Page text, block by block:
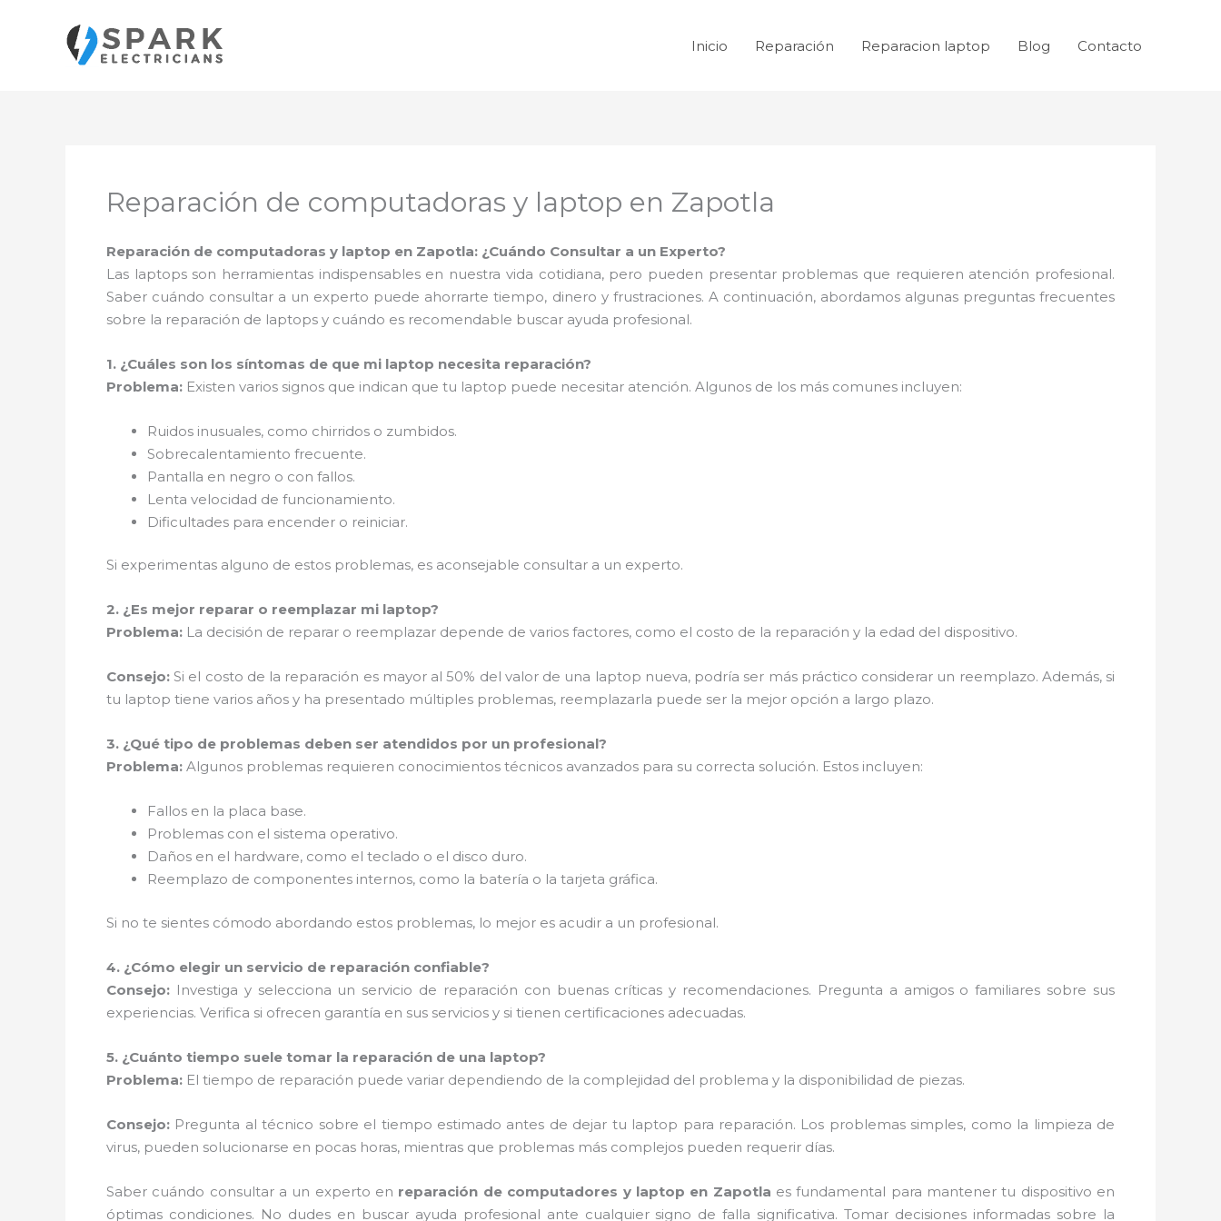
contenido
Inicio Reparación Reparacion laptop Blog Contacto
Reparación de computadoras y laptop en Zapotla
Reparación de computadoras y laptop en Zapotla: ¿Cuándo Consultar a un Experto?
Las laptops son herramientas indispensables en nuestra vida cotidiana, pero pueden presentar problemas que requieren atención profesional.
Saber cuándo consultar a un experto puede ahorrarte tiempo, dinero y frustraciones. A continuación, abordamos algunas preguntas frecuentes
sobre la reparación de laptops y cuándo es recomendable buscar ayuda profesional.
1. ¿Cuáles son los síntomas de que mi laptop necesita reparación?
Problema: Existen varios signos que indican que tu laptop puede necesitar atención. Algunos de los más comunes incluyen:
Ruidos inusuales, como chirridos o zumbidos.
Sobrecalentamiento frecuente.
Pantalla en negro o con fallos.
Lenta velocidad de funcionamiento.
Dificultades para encender o reiniciar.
Si experimentas alguno de estos problemas, es aconsejable consultar a un experto.
2. ¿Es mejor reparar o reemplazar mi laptop?
Problema: La decisión de reparar o reemplazar depende de varios factores, como el costo de la reparación y la edad del dispositivo.
Consejo: Si el costo de la reparación es mayor al 50% del valor de una laptop nueva, podría ser más práctico considerar un reemplazo. Además, si
tu laptop tiene varios años y ha presentado múltiples problemas, reemplazarla puede ser la mejor opción a largo plazo.
3. ¿Qué tipo de problemas deben ser atendidos por un profesional?
Problema: Algunos problemas requieren conocimientos técnicos avanzados para su correcta solución. Estos incluyen:
Fallos en la placa base.
Problemas con el sistema operativo.
Daños en el hardware, como el teclado o el disco duro.
Reemplazo de componentes internos, como la batería o la tarjeta gráfica.
Si no te sientes cómodo abordando estos problemas, lo mejor es acudir a un profesional.
4. ¿Cómo elegir un servicio de reparación confiable?
Consejo: Investiga y selecciona un servicio de reparación con buenas críticas y recomendaciones. Pregunta a amigos o familiares sobre sus
experiencias. Verifica si ofrecen garantía en sus servicios y si tienen certificaciones adecuadas.
5. ¿Cuánto tiempo suele tomar la reparación de una laptop?
Problema: El tiempo de reparación puede variar dependiendo de la complejidad del problema y la disponibilidad de piezas.
Consejo: Pregunta al técnico sobre el tiempo estimado antes de dejar tu laptop para reparación. Los problemas simples, como la limpieza de
virus, pueden solucionarse en pocas horas, mientras que problemas más complejos pueden requerir días.
Saber cuándo consultar a un experto en reparación de computadores y laptop en Zapotla es fundamental para mantener tu dispositivo en
óptimas condiciones. No dudes en buscar ayuda profesional ante cualquier signo de falla significativa. Tomar decisiones informadas sobre la